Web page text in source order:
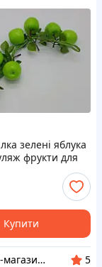
зелені яблука
фрукти для
Купити
Интернет-магазин IKA
5